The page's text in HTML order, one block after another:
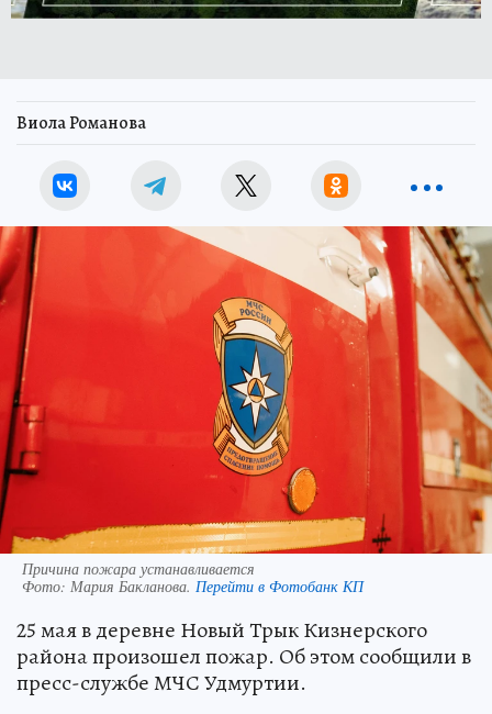
Виола Романова
Причина пожара устанавливается
Фото: Мария Бакланова. Перейти в Фотобанк КП
25 мая в деревне Новый Трык Кизнерского
района произошел пожар. Об этом сообщили в
пресс-службе МЧС Удмуртии.